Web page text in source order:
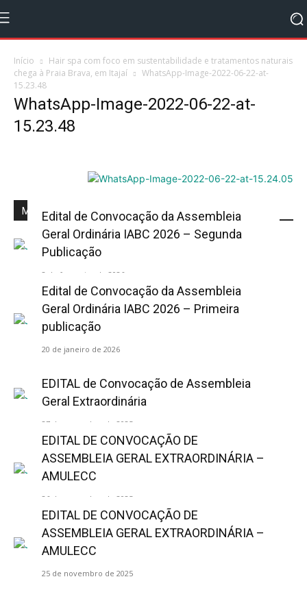
Início
Hair spa com foco em sustentabilidade e tratamentos naturais
chega à Praia Brava, em Itajaí
WhatsApp-Image-2022-06-22-at-
15.23.48
WhatsApp-Image-2022-06-22-at-
15.23.48
Mais Popular
Edital de Convocação da Assembleia
Geral Ordinária IABC 2026 – Segunda
Publicação
2 de fevereiro de 2026
Edital de Convocação da Assembleia
Geral Ordinária IABC 2026 – Primeira
publicação
20 de janeiro de 2026
EDITAL de Convocação de Assembleia
Geral Extraordinária
27 de novembro de 2025
EDITAL DE CONVOCAÇÃO DE
ASSEMBLEIA GERAL EXTRAORDINÁRIA –
AMULECC
26 de novembro de 2025
EDITAL DE CONVOCAÇÃO DE
ASSEMBLEIA GERAL EXTRAORDINÁRIA –
AMULECC
25 de novembro de 2025